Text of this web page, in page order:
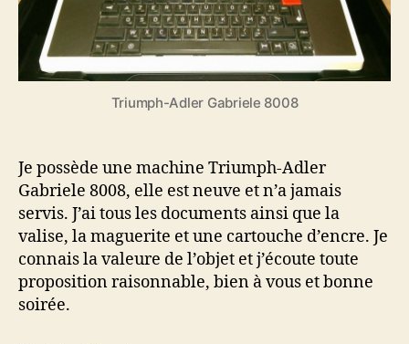
Triumph-Adler Gabriele 8008
Je possède une machine Triumph-Adler
Gabriele 8008, elle est neuve et n’a jamais
servis. J’ai tous les documents ainsi que la
valise, la maguerite et une cartouche d’encre. Je
connais la valeure de l’objet et j’écoute toute
proposition raisonnable, bien à vous et bonne
soirée.